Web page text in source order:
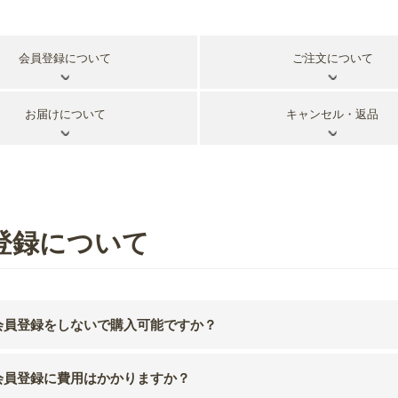
会員登録について ご注文について
お届けについて キャンセル・返品
録について
員登録をしないで購入可能ですか？
員登録に費用はかかりますか？